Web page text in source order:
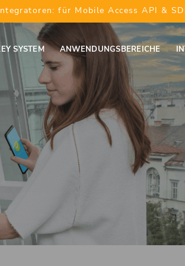
für Mobile Access API &
SYSTEM ANWENDUNGSBEREICHE